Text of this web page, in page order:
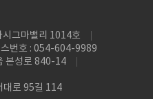
시그마밸리 1014호
스번호 : 054-604-9989
본성로 840-14
대로 95길 114